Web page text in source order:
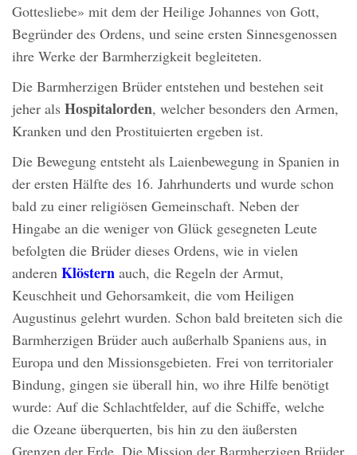
Gottesliebe» mit dem der Heilige Johannes von Gott,
Begründer des Ordens, und seine ersten Sinnesgenossen
ihre Werke der Barmherzigkeit begleiteten.
Die Barmherzigen Brüder entstehen und bestehen seit
jeher als Hospitalorden, welcher besonders den Armen,
Kranken und den Prostituierten ergeben ist.
Die Bewegung entsteht als Laienbewegung in Spanien in
der ersten Hälfte des 16. Jahrhunderts und wurde schon
bald zu einer religiösen Gemeinschaft. Neben der
Hingabe an die weniger von Glück gesegneten Leute
befolgten die Brüder dieses Ordens, wie in vielen
anderen Klöstern auch, die Regeln der Armut,
Keuschheit und Gehorsamkeit, die vom Heiligen
Augustinus gelehrt wurden. Schon bald breiteten sich die
Barmherzigen Brüder auch außerhalb Spaniens aus, in
Europa und den Missionsgebieten. Frei von territorialer
Bindung, gingen sie überall hin, wo ihre Hilfe benötigt
wurde: Auf die Schlachtfelder, auf die Schiffe, welche
die Ozeane überquerten, bis hin zu den äußersten
Grenzen der Erde. Die Mission der Barmherzigen Brüder